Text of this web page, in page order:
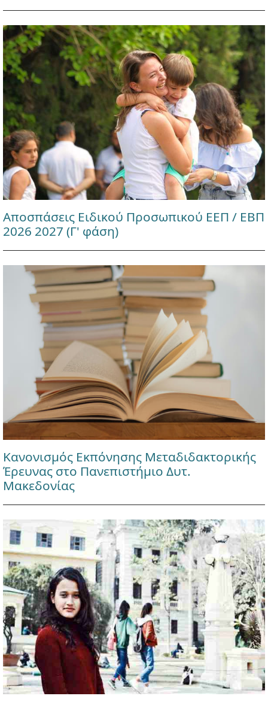
Αποσπάσεις Ειδικού Προσωπικού ΕΕΠ / ΕΒΠ
2026 2027 (Γ' φάση)
Κανονισμός Εκπόνησης Μεταδιδακτορικής
Έρευνας στο Πανεπιστήμιο Δυτ.
Μακεδονίας